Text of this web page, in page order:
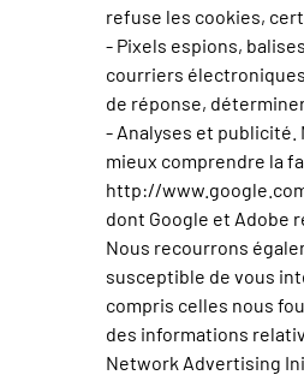
refuse les cookies,
- Pixels espions,
courriers
de réponse,
- Analyses et publicité.
mieux comprendre la
http://
dont Google et Adobe
Nous recourrons
susceptible de vous
compris celles nous
des informations
Network Advertising